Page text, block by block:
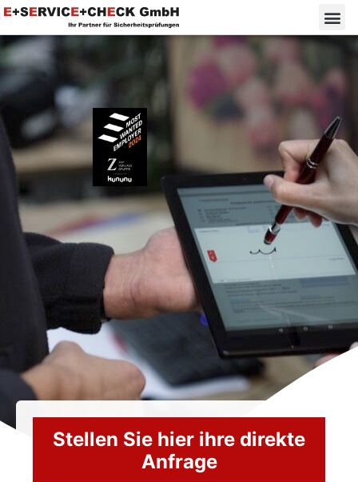
Stellen Sie hier ihre direkte
Anfrage